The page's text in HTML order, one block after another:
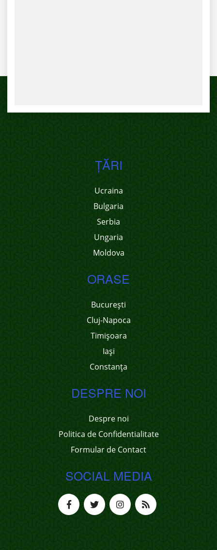
ŢĂRI
Ucraina
Bulgaria
Serbia
Ungaria
Moldova
ORASE
București
Cluj-Napoca
Timișoara
Iași
Constanța
DESPRE NOI
Despre noi
Politica de Confidentialitate
Formular de Contact
SOCIAL MEDIA